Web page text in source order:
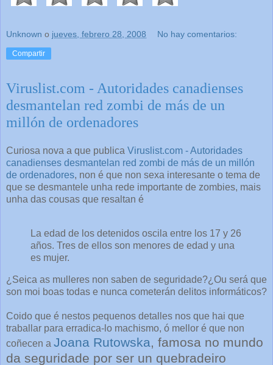
Unknown o jueves, febrero 28, 2008 No hay comentarios:
Compartir
Viruslist.com - Autoridades canadienses
desmantelan red zombi de más de un
millón de ordenadores
Curiosa nova a que publica Viruslist.com - Autoridades
canadienses desmantelan red zombi de más de un millón
de ordenadores, non é que non sexa interesante o tema de
que se desmantele unha rede importante de zombies, mais
unha das cousas que resaltan é
La edad de los detenidos oscila entre los 17 y 26
años. Tres de ellos son menores de edad y una
es mujer.
¿Seica as mulleres non saben de seguridade?¿Ou será que
son moi boas todas e nunca cometerán delitos informáticos?
Coido que é nestos pequenos detalles nos que hai que
traballar para erradica-lo machismo, ó mellor é que non
coñecen a Joana Rutowska, famosa no mundo
da seguridade por ser un quebradeiro